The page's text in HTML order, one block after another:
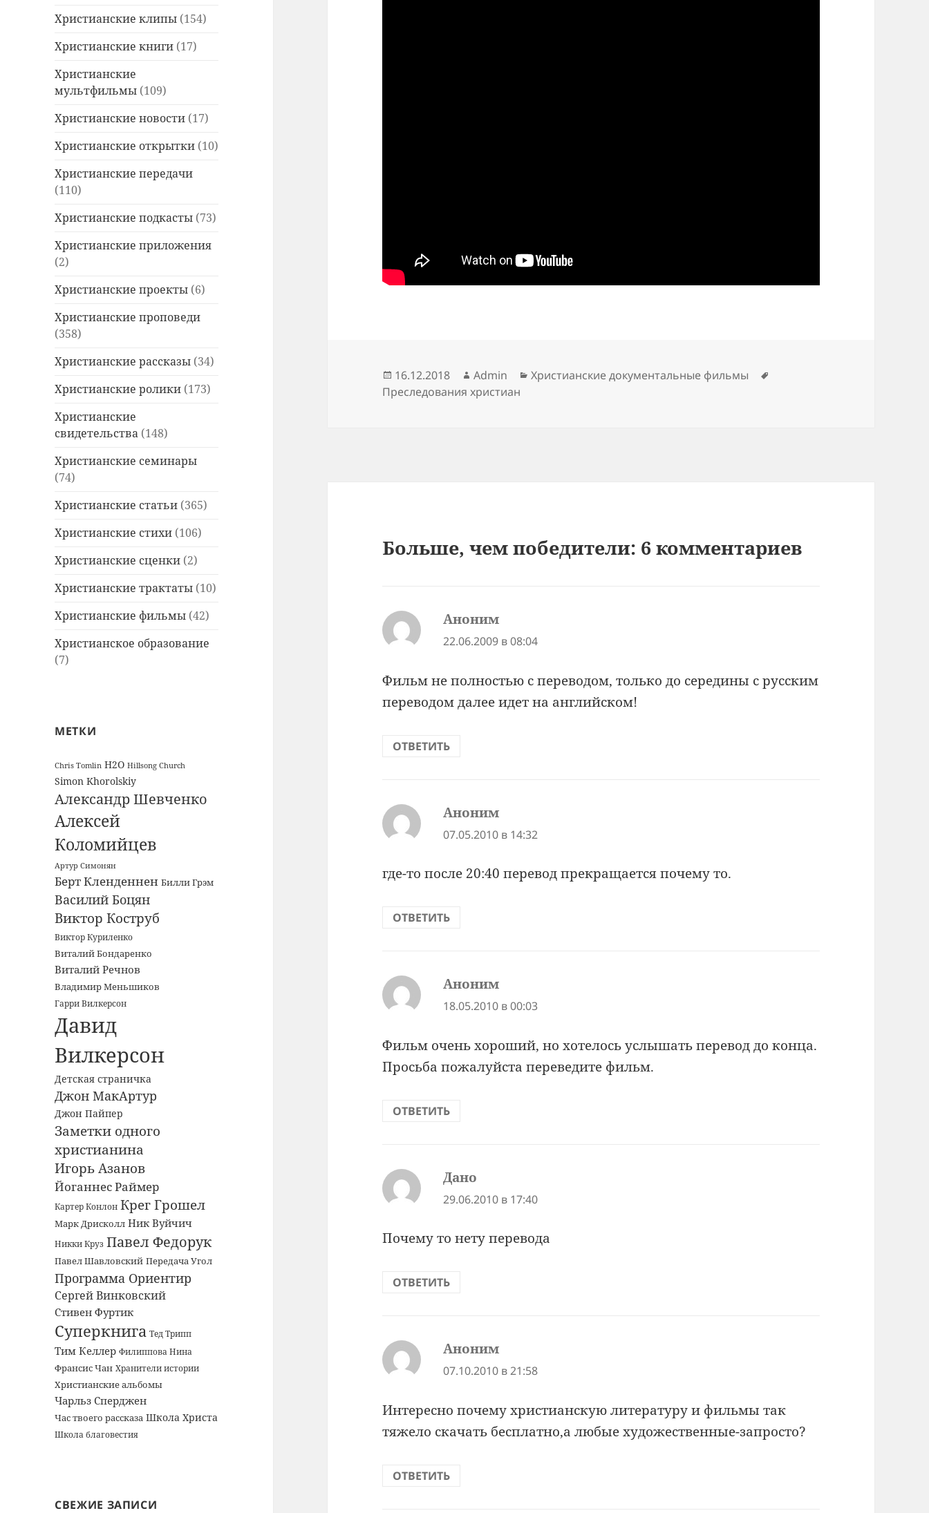
Христианские клипы (154)
Христианские книги (17)
Христианские
мультфильмы (109)
Христианские новости (17)
Христианские открытки (10)
Христианские передачи
(110)
Христианские подкасты (73)
Христианские приложения
(2)
Христианские проекты (6)
Христианские проповеди
(358)
Христианские рассказы (34)
Христианские ролики (173)
Христианские
свидетельства (148)
Христианские семинары
(74)
Христианские статьи (365)
Христианские стихи (106)
Христианские сценки (2)
Христианские трактаты (10)
Христианские фильмы (42)
Христианское образование
(7)
МЕТКИ
Chris Tomlin H2O Hillsong Church
Simon Khorolskiy
Александр Шевченко
Алексей
Коломийцев
Артур Симонян
Берт Кленденнен Билли Грэм
Василий Боцян
Виктор Коструб
Виктор Куриленко
Виталий Бондаренко
Виталий Речнов
Владимир Меньшиков
Гарри Вилкерсон
Давид
Вилкерсон
Детская страничка
Джон МакАртур
Джон Пайпер
Заметки одного
христианина
Игорь Азанов
Йоганнес Раймер
Картер Конлон Крег Грошел
Марк Дрисколл Ник Вуйчич
Никки Круз Павел Федорук
Павел Шавловский Передача Угол
Программа Ориентир
Сергей Винковский
Стивен Фуртик
Суперкнига Тед Трипп
Тим Келлер Филиппова Нина
Франсис Чан Хранители истории
Христианские альбомы
Чарльз Сперджен
Час твоего рассказа Школа Христа
Школа благовестия
СВЕЖИЕ ЗАПИСИ
Опубликовано
16.12.2018 Автор
Admin Рубрики
Христианские документальные фильмы
Преследования христиан
Больше, чем победители: 6 комментариев
Аноним
22.06.2009 в 08:04
Фильм не полностью с переводом, только до середины с русским
переводом далее идет на английском!
ОТВЕТИТЬ
Аноним
07.05.2010 в 14:32
где-то после 20:40 перевод прекращается почему то.
ОТВЕТИТЬ
Аноним
18.05.2010 в 00:03
Фильм очень хороший, но хотелось услышать перевод до конца.
Просьба пожалуйста переведите фильм.
ОТВЕТИТЬ
Дано
29.06.2010 в 17:40
Почему то нету перевода
ОТВЕТИТЬ
Аноним
07.10.2010 в 21:58
Интересно почему христианскую литературу и фильмы так
тяжело скачать бесплатно,а любые художественные-запросто?
ОТВЕТИТЬ